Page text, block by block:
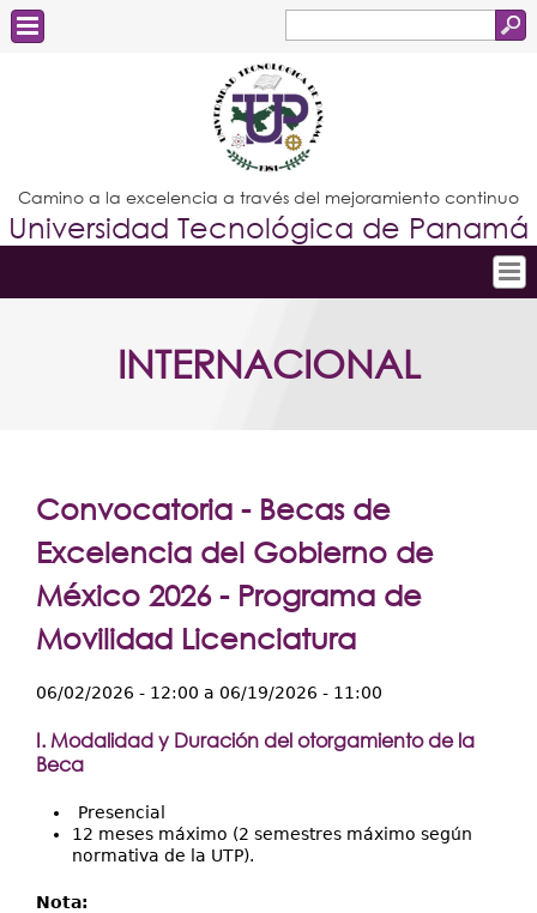
de
búsqueda
Estudiantes
Docentes
Administrativos
Graduados
Camino a la excelencia a través del mejoramiento continuo
Universidad Tecnológica de Panamá
Conoce la UTP
Postgrados
Extensión
Facultades
Centros Regionales
INTERNACIONAL
Convocatoria - Becas de
Excelencia del Gobierno de
México 2026 - Programa de
Movilidad Licenciatura
06/02/2026 - 12:00 a 06/19/2026 - 11:00
I. Modalidad y Duración del otorgamiento de la
Beca
Presencial
12 meses máximo (2 semestres máximo según
normativa de la UTP).
Nota: